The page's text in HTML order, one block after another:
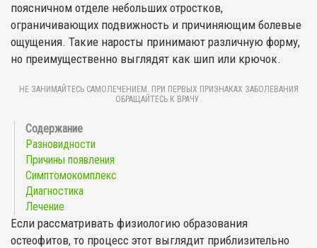
поясничном отделе небольших отростков,
ограничивающих подвижность и причиняющим болевые
ощущения. Такие наросты принимают различную форму,
но преимущественно выглядят как шип или крючок.
НЕ ЗАНИМАЙТЕСЬ САМОЛЕЧЕНИЕМ. ПРИ ПЕРВЫХ ПРИЗНАКАХ ЗАБОЛЕВАНИЯ
ОБРАЩАЙТЕСЬ К ВРАЧУ.
Разновидности
Причины появления
Симптомокомплекс
Диагностика
Лечение
Если рассматривать физиологию образования
остеофитов, то процесс этот выглядит приблизительно